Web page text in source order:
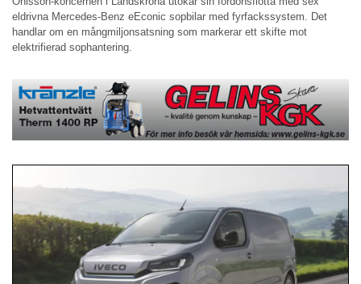
eldrivna Mercedes-Benz eEconic sopbilar med fyrfackssystem. Det
handlar om en mångmiljonsatsning som markerar ett skifte mot
elektrifierad sophantering.